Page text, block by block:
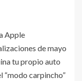
Apple
de mayo
tu propio auto
“modo carpincho”